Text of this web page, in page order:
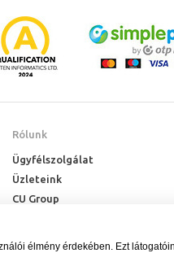
Rólunk
Ügyfélszolgálat
Üzleteink
CU Group
élmény érdekében. Ezt